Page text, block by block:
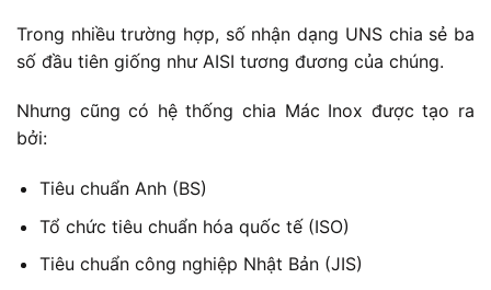
Trong nhiều trường hợp, số nhận dạng UNS chia sẻ ba
số đầu tiên giống như AISI tương đương của chúng.
Nhưng cũng có hệ thống chia Mác Inox được tạo ra
bởi:
Tiêu chuẩn Anh (BS)
Tổ chức tiêu chuẩn hóa quốc tế (ISO)
Tiêu chuẩn công nghiệp Nhật Bản (JIS)